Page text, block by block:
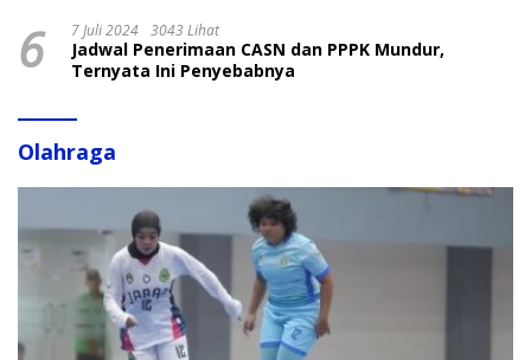
6 7 Juli 2024 3043 Lihat
Jadwal Penerimaan CASN dan PPPK Mundur,
Ternyata Ini Penyebabnya
Olahraga